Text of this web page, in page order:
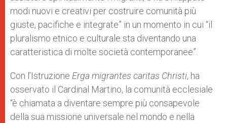
modi nuovi e creativi per costruire comunità più
giuste, pacifiche e integrate” in un momento in cui “il
pluralismo etnico e culturale sta diventando una
caratteristica di molte società contemporanee”.
Con l’Istruzione Erga migrantes caritas Christi, ha
osservato il Cardinal Martino, la comunità ecclesiale
“è chiamata a diventare sempre più consapevole
della sua missione universale nel mondo e nella